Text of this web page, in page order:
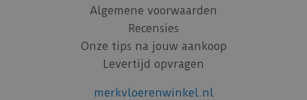
Algemene voorwaarden
Recensies
Onze tips na jouw aankoop
Levertijd opvragen
merkvloerenwinkel.nl